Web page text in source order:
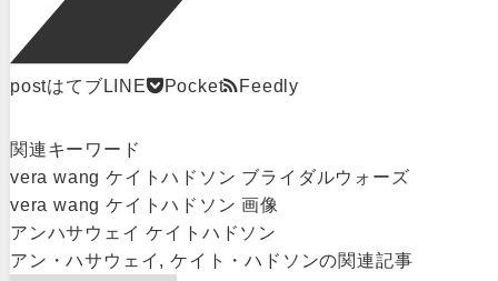
postはてブ LINE Pocket Feedly
関連キーワード
vera wang ケイトハドソン ブライダルウォーズ
vera wang ケイトハドソン 画像
アンハサウェイ ケイトハドソン
アン・ハサウェイ , ケイト・ハドソンの関連記事